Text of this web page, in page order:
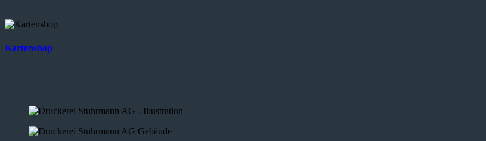
Kartenshop